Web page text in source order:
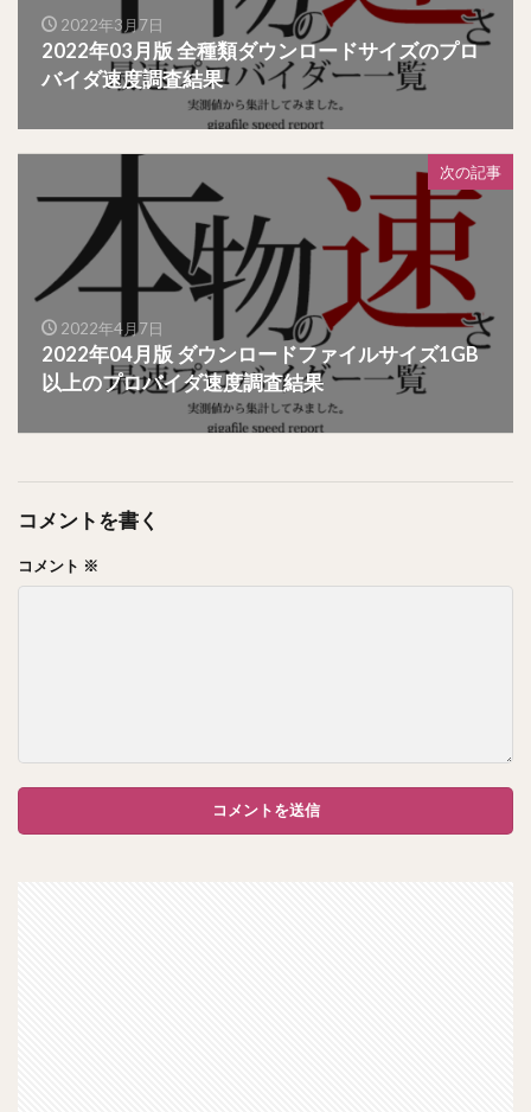
2022年3月7日
2022年03月版 全種類ダウンロードサイズのプロ
バイダ速度調査結果
次の記事
2022年4月7日
2022年04月版 ダウンロードファイルサイズ1GB
以上のプロバイダ速度調査結果
コメントを書く
コメント ※